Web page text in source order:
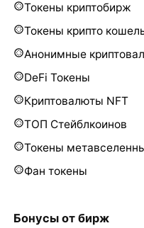
Токены криптобирж
Токены крипто
Анонимные
DeFi Токены
Криптовалюты NFT
ТОП Стейблкоинов
Токены
Фан токены
Бонусы от бирж